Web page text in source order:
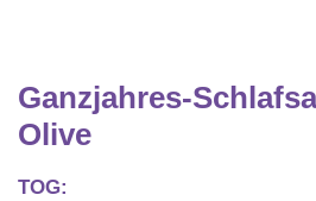
Betteinsatz
Strampelsack
Krabbeldecke
WICKELUNTERLAGEN
TEXTILIEN
Ganzjahres-
Olive
TOG: